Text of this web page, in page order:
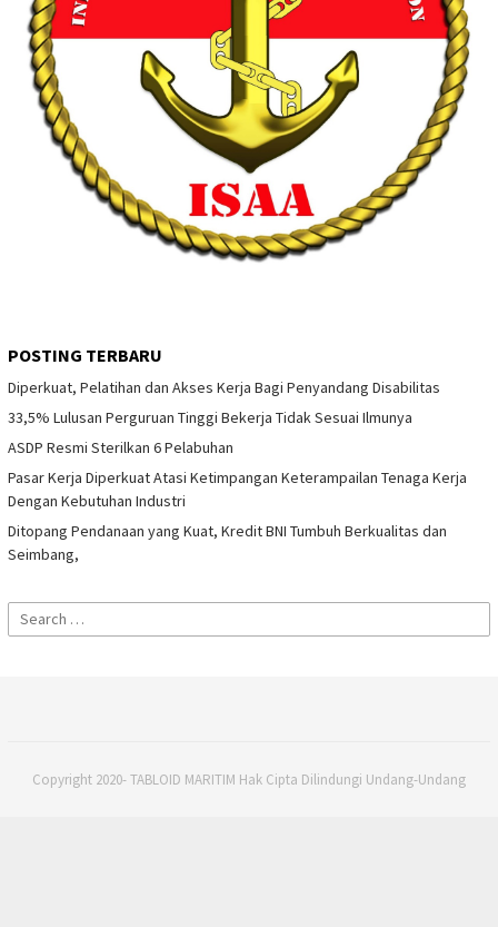
POSTING TERBARU
Diperkuat, Pelatihan dan Akses Kerja Bagi Penyandang Disabilitas
33,5% Lulusan Perguruan Tinggi Bekerja Tidak Sesuai Ilmunya
ASDP Resmi Sterilkan 6 Pelabuhan
Pasar Kerja Diperkuat Atasi Ketimpangan Keterampailan Tenaga Kerja
Dengan Kebutuhan Industri
Ditopang Pendanaan yang Kuat, Kredit BNI Tumbuh Berkualitas dan
Seimbang,
Search
for:
Copyright 2020- TABLOID MARITIM Hak Cipta Dilindungi Undang-Undang